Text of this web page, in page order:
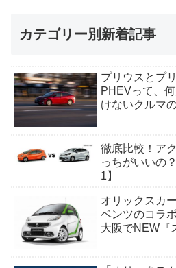
カテゴリー別新着記事
プリウスとプ
PHEVって、
けないクルマの
徹底比較！ア
っちがいいの
1】
オリックスカ
ベンツのコラ
大阪でNEW『